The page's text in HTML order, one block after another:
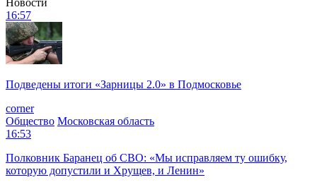
16:57
Подведены итоги «Зарницы 2.0» в Подмосковье
corner
Общество Московская область
16:53
Полковник Баранец об СВО: «Мы исправляем ту ошибку,
которую допустили и Хрущев, и Ленин»